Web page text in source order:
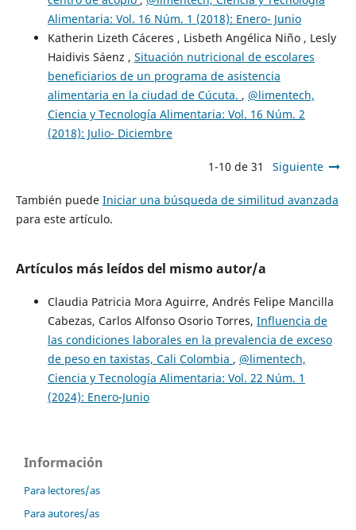
Alimentaria: Vol. 16 Núm. 1 (2018): Enero- Junio
Katherin Lizeth Cáceres , Lisbeth Angélica Niño , Lesly
Haidivis Sáenz , Situación nutricional de escolares
beneficiarios de un programa de asistencia
alimentaria en la ciudad de Cúcuta. , @limentech,
Ciencia y Tecnología Alimentaria: Vol. 16 Núm. 2
(2018): Julio- Diciembre
1-10 de 31 Siguiente
También puede Iniciar una búsqueda de similitud avanzada
para este artículo.
Artículos más leídos del mismo autor/a
Claudia Patricia Mora Aguirre, Andrés Felipe Mancilla
Cabezas, Carlos Alfonso Osorio Torres, Influencia de
las condiciones laborales en la prevalencia de exceso
de peso en taxistas, Cali Colombia , @limentech,
Ciencia y Tecnología Alimentaria: Vol. 22 Núm. 1
(2024): Enero-Junio
Información
Para lectores/as
Para autores/as